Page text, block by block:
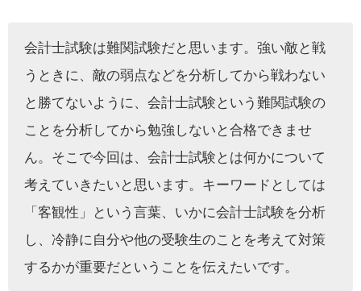
会計士試験は難関試験だと思います。強い敵と戦
うときに、敵の弱点などを分析してから戦わない
と勝てないように、会計士試験という難関試験の
ことを分析してから勉強しないと合格できませ
ん。そこで今回は、会計士試験とは何かについて
考えていきたいと思います。キーワードとしては
「客観性」という言葉、いかに会計士試験を分析
し、冷静に自分や他の受験生のことを考えて対策
するかが重要だということを伝えたいです。